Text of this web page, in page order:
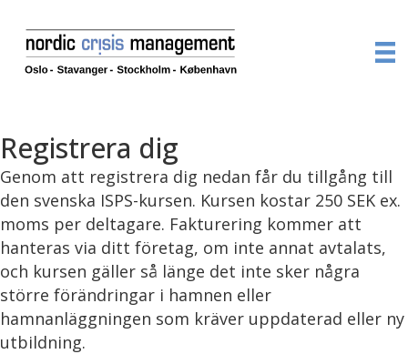
Registrera dig
Genom att registrera dig nedan får du tillgång till
den svenska ISPS-kursen. Kursen kostar 250 SEK ex.
moms per deltagare. Fakturering kommer att
hanteras via ditt företag, om inte annat avtalats,
och kursen gäller så länge det inte sker några
större förändringar i hamnen eller
hamnanläggningen som kräver uppdaterad eller ny
utbildning.